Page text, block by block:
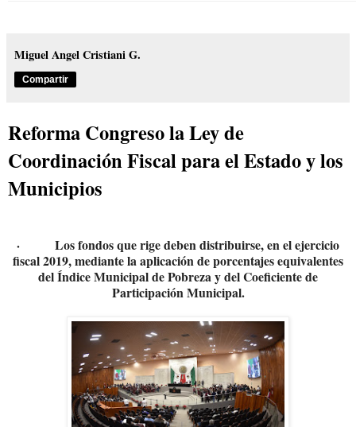
Miguel Angel Cristiani G.
Compartir
Reforma Congreso la Ley de
Coordinación Fiscal para el Estado y los
Municipios
·
Los fondos que rige deben distribuirse, en el ejercicio
fiscal 2019, mediante la aplicación de porcentajes equivalentes
del Índice Municipal de Pobreza y del Coeficiente de
Participación Municipal.